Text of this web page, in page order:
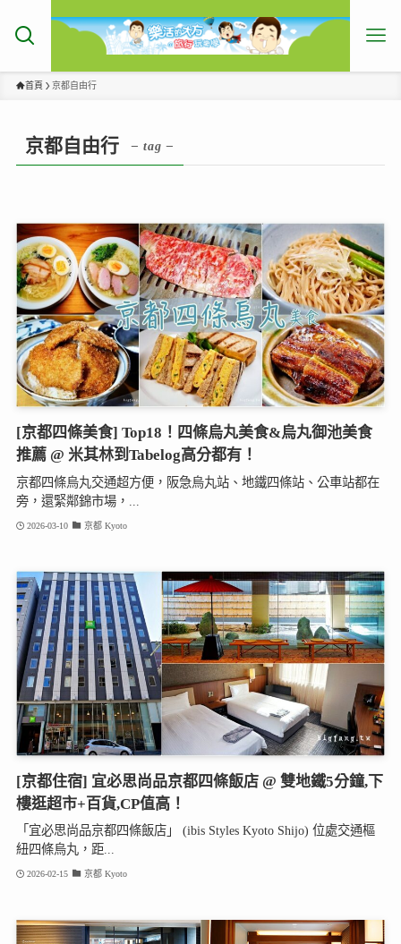
首頁 京都自由行
京都自由行 – tag –
[京都四條美食] Top18！四條烏丸美食&烏丸御池美食
推薦 @ 米其林到Tabelog高分都有！
京都四條烏丸交通超方便，阪急烏丸站、地鐵四條站、公車站都在
旁，還緊鄰錦市場，...
2026-03-10 京都 Kyoto
[京都住宿] 宜必思尚品京都四條飯店 @ 雙地鐵5分鐘,下
樓逛超市+百貨,CP值高！
「宜必思尚品京都四條飯店」 (ibis Styles Kyoto Shijo) 位處交通樞
紐四條烏丸，距...
2026-02-15 京都 Kyoto